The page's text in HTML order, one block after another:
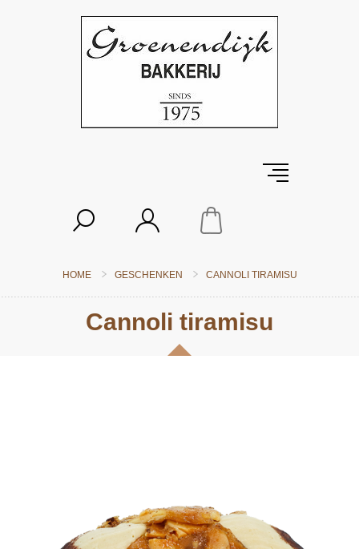
HOME GESCHENKEN CANNOLI TIRAMISU
Cannoli tiramisu